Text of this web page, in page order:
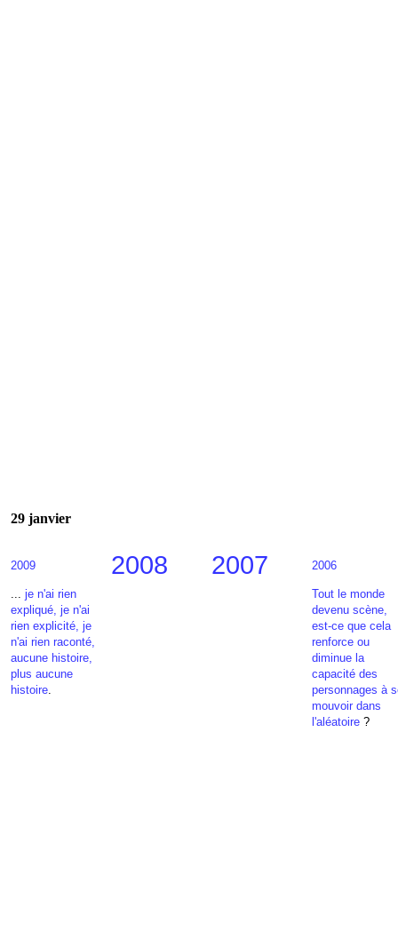
29 janvier
2009 2008 2007 2006
... je n'ai rien
expliqué, je n'ai
rien explicité, je
n'ai rien raconté,
aucune histoire,
plus aucune
histoire.
Tout le monde
devenu scène,
est-ce que cela
renforce ou
diminue la
capacité des
personnages à
mouvoir dans
l'aléatoire ?